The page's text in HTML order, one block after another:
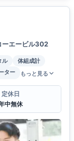
ーエービル302
ル
体組成計
ター もっと見る
定休日
中無休